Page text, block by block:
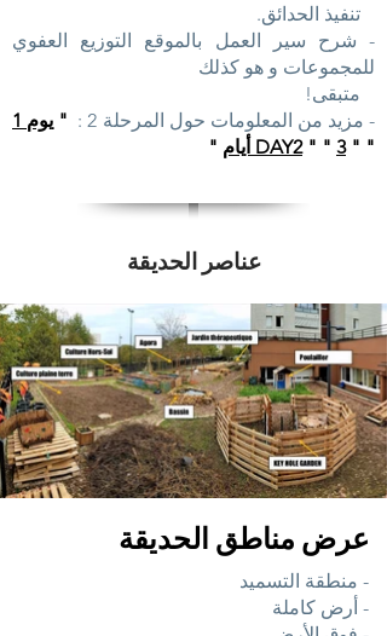
تنفيذ الحدائق.
- شرح سير العمل بالموقع التوزيع العفوي
للمجموعات و هو كذلك
متبقى!
- مزيد من المعلومات حول المرحلة 2
:
" يوم 1
"
"
DAY2" " 3 أيام "
عناصر الحديقة
عرض مناطق الحديقة
- منطقة التسميد
- أرض كاملة